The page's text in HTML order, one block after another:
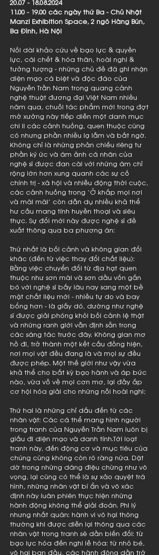
20.07 - 18.08.2024
11.00 - 19.00 các ngày thứ Ba - Chủ Nhật
Manzi Exhibition Space, 2 ngõ Hàng Bún,
Ba Đình, Hà Nội
Nối dài khảo cứu về bạo lực & quyền
lực, cái chết & hóa thân, hoài nghi &
tưởng tượng - những chủ đề đã ghi nhận
diện mạo cá biệt và độc đáo của
Nguyễn Trần Nam trong quang cảnh
nghệ thuật đương đại Việt Nam nhiều
năm qua, chuỗi tác phẩm mới trong đợt
mở xưởng này tiếp diễn một danh mục
chi li các cảnh huống, quen thuộc cũng
có nhưng phần nhiều lạ lẫm và bất ngờ.
Không chỉ là những phản chiếu riêng tư
phần ký ức và ám ảnh cá nhân của
nghệ sĩ được đan cài với những ám chỉ
rộng lớn hơn xung quanh các sự cố
chính trị - xã hội và nhiễu động thời cuộc,
các cảnh huống trong ‘Ở khắp mọi nơi
và mãi mãi’ còn dẫn dụ nhiều khả thể
hư cấu mang tính huyền thoại và siêu
thực. Sự đổi mới này được nghệ sĩ đề
xuất thông qua ba phương án:
Thứ nhất là bối cảnh và không gian đổi
khác (đến từ việc thay đổi chất liệu):
Bằng việc chuyển đổi từ địa hạt quen
thuộc như sơn mài và sơn dầu vốn gắn
bó với nghệ sĩ bấy lâu nay sang một bề
mặt chất liệu mới - nhiều tự do và bay
bổng hơn - là giấy dó, dường như nghệ
sĩ được giải phóng khỏi bối cảnh lệ thật
và những ranh giới vẫn định sẵn trong
các sáng tác trước đây. Không gian mơ
hồ đi, trở thành một kết cấu đồng hiện,
nơi mọi vật đều đang là và mọi sự đều
được phép. Một thế giới như vậy vừa
khả thể cho bất kỳ bạo hành và áp bức
nào, vừa vỗ về mọi cơn mơ, lại đầy ắp
cơ hội hóa giải cho những nỗi hoài nghi;
Thứ hai là những chỉ dấu đến từ các
nhân vật: Các cá thể mang hình người
trong tranh của Nguyễn Trần Nam luôn bị
giấu đi diện mạo và danh tính.Tới loạt
tranh này, đến động cơ và mục tiêu của
chúng cũng không còn rõ ràng nữa. Dật
dờ trong những dáng điệu chừng như vô
vọng, lại cũng có thể là sự xảo quyệt trá
hình, những nhân vật bí ẩn và vô xác
định này luân phiên thực hiện những
hành động không thể giải đoán. Phi lý
nhưng nhất quán: hành vi vô hại thông
thường khi được diễn lại thông qua các
nhân vật trong tranh sẽ dần biến đổi: từ
bạo lực hóa đến nghi lễ hóa: từ nhỏ bé,
vô hại ban đầu, các hành động dần trở